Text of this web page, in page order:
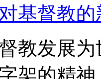
基督教的
教发展